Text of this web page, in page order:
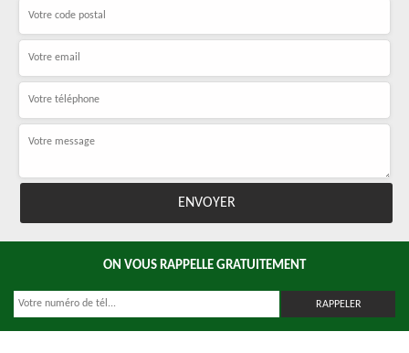
ON VOUS RAPPELLE GRATUITEMENT